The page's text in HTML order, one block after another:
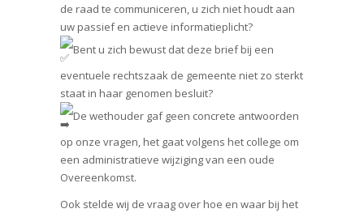
de raad te communiceren, u zich niet houdt aan
uw passief en actieve informatieplicht?
Bent u zich bewust dat deze brief bij een
eventuele rechtszaak de gemeente niet zo sterkt
staat in haar genomen besluit?
De wethouder gaf geen concrete antwoorden
op onze vragen, het gaat volgens het college om
een administratieve wijziging van een oude
Overeenkomst.
Ook stelde wij de vraag over hoe en waar bij het